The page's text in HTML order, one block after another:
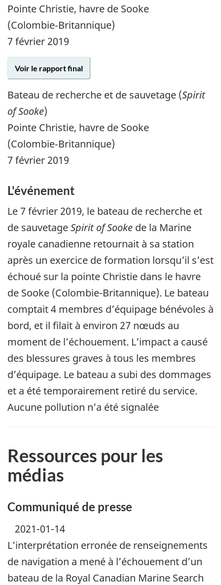
Pointe Christie, havre de Sooke
(Colombie‑Britannique)
7 février 2019
Voir le rapport final
Bateau de recherche et de sauvetage (Spirit
of Sooke)
Pointe Christie, havre de Sooke
(Colombie‑Britannique)
7 février 2019
L'événement
Le7 février 2019, le bateau de recherche et
de sauvetageSpirit of Sooke de la Marine
royale canadienne retournait à sa station
après un exercice de formation lorsqu’il s’est
échoué sur la pointe Christie dans le havre
de Sooke (Colombie-Britannique). Le bateau
comptait 4 membres d’équipage bénévoles à
bord, et il filait à environ 27 nœuds au
moment de l’échouement. L’impact a causé
des blessures graves à tous les membres
d’équipage. Le bateau a subi des dommages
et a été temporairement retiré du service.
Aucune pollution n’a été signalée
Ressources pour les
médias
Communiqué de presse
2021-01-14
L’interprétation erronée de renseignements
de navigation a mené à l’échouement d’un
bateau de la Royal Canadian Marine Search